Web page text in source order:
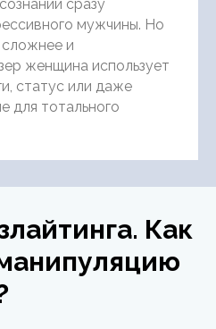
сразу
мужчины. Но
сложнее и
женщина использует
статус или даже
для тотального
Как